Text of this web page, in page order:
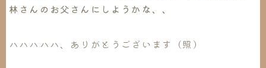
林さんのお父さんにしようかな、、
ハハハハハ、ありがとうございます（照）